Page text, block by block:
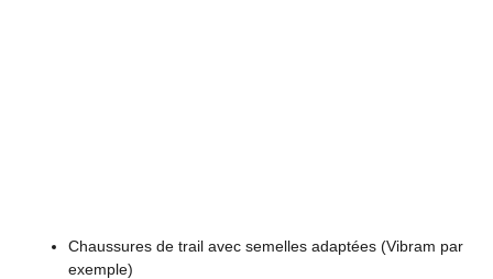
Chaussures de trail avec semelles adaptées (Vibram par
exemple)